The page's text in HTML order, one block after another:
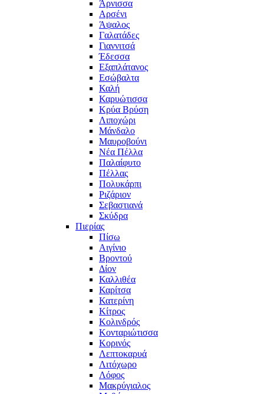
Άρνισσα
Αρσένι
Άψαλος
Γαλατάδες
Γιαννιτσά
Έδεσσα
Εξαπλάτανος
Εσώβαλτα
Καλή
Καρυώτισσα
Κρύα Βρύση
Λιποχώρι
Μάνδαλο
Μαυροβούνι
Νέα Πέλλα
Παλαίφυτο
Πέλλας
Πολυκάρπι
Ριζάριον
Σεβαστιανά
Σκύδρα
Πιερίας
Πίσω
Αιγίνιο
Βροντού
Δίον
Καλλιθέα
Καρίτσα
Κατερίνη
Κίτρος
Κολινδρός
Κονταριώτισσα
Κορινός
Λεπτοκαρυά
Λιτόχωρο
Λόφος
Μακρύγιαλος